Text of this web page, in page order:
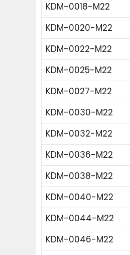
KDM-0018-M22
KDM-0020-M22
KDM-0022-M22
KDM-0025-M22
KDM-0027-M22
KDM-0030-M22
KDM-0032-M22
KDM-0036-M22
KDM-0038-M22
KDM-0040-M22
KDM-0044-M22
KDM-0046-M22